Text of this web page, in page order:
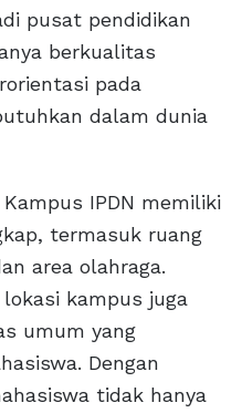
pusat pendidikan
berkualitas
pada
dalam dunia
IPDN memiliki
termasuk ruang
area olahraga.
kampus juga
umum yang
Dengan
tidak hanya